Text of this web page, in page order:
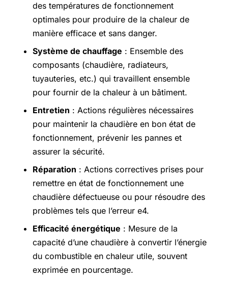
des températures de fonctionnement
optimales pour produire de la chaleur de
manière efficace et sans danger.
Système de chauffage : Ensemble des
composants (chaudière, radiateurs,
tuyauteries, etc.) qui travaillent ensemble
pour fournir de la chaleur à un bâtiment.
Entretien : Actions régulières nécessaires
pour maintenir la chaudière en bon état de
fonctionnement, prévenir les pannes et
assurer la sécurité.
Réparation : Actions correctives prises pour
remettre en état de fonctionnement une
chaudière défectueuse ou pour résoudre des
problèmes tels que l’erreur e4.
Efficacité énergétique : Mesure de la
capacité d’une chaudière à convertir l’énergie
du combustible en chaleur utile, souvent
exprimée en pourcentage.